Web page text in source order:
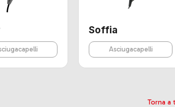
Soffia
Asciugacapelli
Torna a